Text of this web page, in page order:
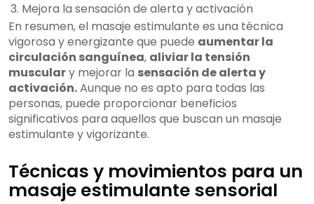
3. Mejora la sensación de alerta y activación
En resumen, el masaje estimulante es una técnica
vigorosa y energizante que puede aumentar la
circulación sanguínea, aliviar la tensión
musculary mejorar la sensación de alerta y
activación.Aunque no es apto para todas las
personas, puede proporcionar beneficios
significativos para aquellos que buscan un masaje
estimulante y vigorizante.
Técnicas y movimientos para un
masaje estimulante sensorial